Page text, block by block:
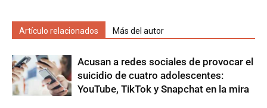
Artículo relacionados Más del autor
Acusan a redes sociales de provocar el
suicidio de cuatro adolescentes:
YouTube, TikTok y Snapchat en la mira